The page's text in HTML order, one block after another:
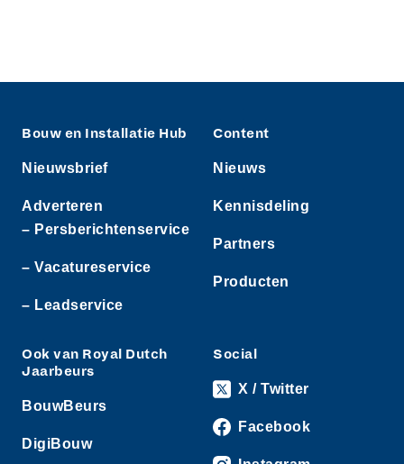
Bouw en Installatie Hub
Nieuwsbrief
Adverteren
– Persberichtenservice
– Vacatureservice
– Leadservice
Content
Nieuws
Kennisdeling
Partners
Producten
Ook van Royal Dutch
Jaarbeurs
BouwBeurs
DigiBouw
Social
X / Twitter
Facebook